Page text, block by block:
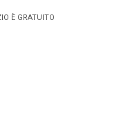
È GRATUITO